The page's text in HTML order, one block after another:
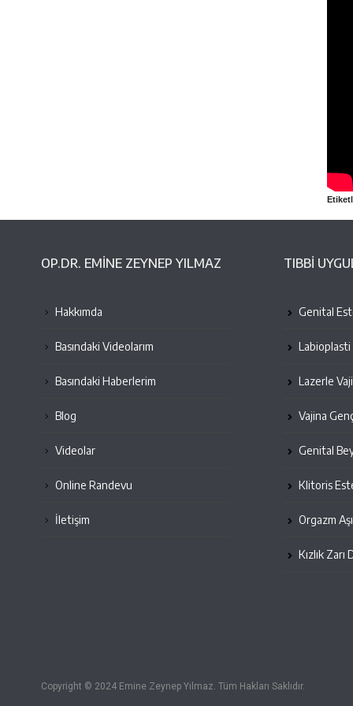
OP.DR. EMINE ZEYNEP YILMAZ
Hakkımda
Basındaki Videolarım
Basındaki Haberlerim
Blog
Videolar
Online Randevu
İletişim
TIBBİ
Genital
Labioplasti
Lazerle
Vajina
Genital
Klitoris
Orgazm
Kızlık Zarı
Copyright © 2024 Emine Zeynep Yılmaz. Tüm Hakları Saklıdır.